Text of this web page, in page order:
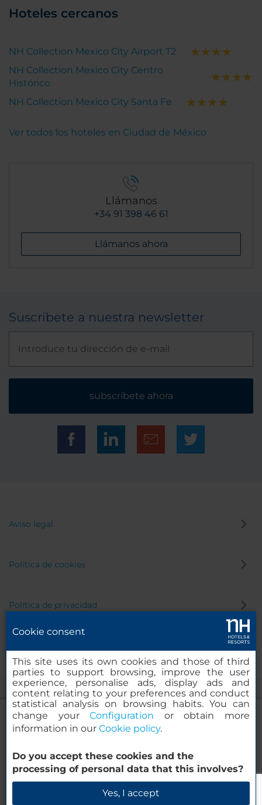
NH Collection Mexico City Reforma
Verificar disponibilidad
Hoteles cercanos
NH Collection Mexico City Airport T2
NH Collection Mexico City Centro
Histórico
NH Collection Mexico City Santa Fe
Ver todos los hoteles en Ciudad de México
Llámanos
+34 91 398 46 61
Llámanos ahora
Suscríbete a nuestra newsletter
subscríbete ahora
Aviso legal
Política de cookies
Política de privacidad
© 2000-2026 MINOR HOTELS EUROPE & AMERICAS Santa Engracia,
120. 28003 Madrid, España
Cookie consent
This site uses its own cookies and those of third
parties to support browsing, improve the user
experience, personalise ads, display ads and
content relating to your preferences and conduct
statistical analysis on browsing habits. You can
change yourConfiguration or obtain more
information in our Cookie policy.
Do you accept these cookies and the
processing of personal data that this involves?
Yes, I accept